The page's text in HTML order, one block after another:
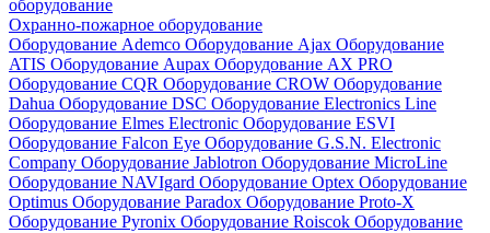
оборудование
Охранно-пожарное оборудование
Оборудование Ademco Оборудование Ajax Оборудование
ATIS Оборудование Aupax Оборудование AX PRO
Оборудование CQR Оборудование CROW Оборудование
Dahua Оборудование DSC Оборудование Electronics Line
Оборудование Elmes Electronic Оборудование ESVI
Оборудование Falcon Eye Оборудование G.S.N. Electronic
Company Оборудование Jablotron Оборудование MicroLine
Оборудование NAVIgard Оборудование Optex Оборудование
Optimus Оборудование Paradox Оборудование Proto-X
Оборудование Pyronix Оборудование Roiscok Оборудование